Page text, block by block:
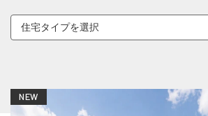
NEW